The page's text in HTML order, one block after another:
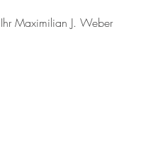
Ihr Maximilian J. Weber